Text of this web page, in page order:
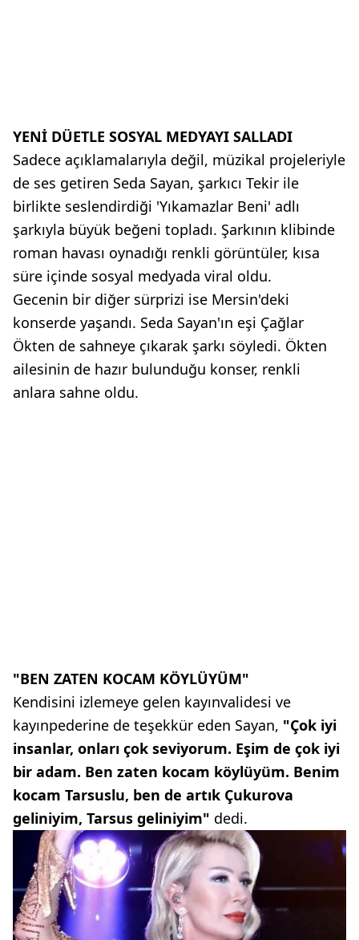
YENİ DÜETLE SOSYAL MEDYAYI SALLADI
Sadece açıklamalarıyla değil, müzikal projeleriyle
de ses getiren Seda Sayan, şarkıcı Tekir ile
birlikte seslendirdiği 'Yıkamazlar Beni' adlı
şarkıyla büyük beğeni topladı. Şarkının klibinde
roman havası oynadığı renkli görüntüler, kısa
süre içinde sosyal medyada viral oldu.
Gecenin bir diğer sürprizi ise Mersin'deki
konserde yaşandı. Seda Sayan'ın eşi Çağlar
Ökten de sahneye çıkarak şarkı söyledi. Ökten
ailesinin de hazır bulunduğu konser, renkli
anlara sahne oldu.
"BEN ZATEN KOCAM KÖYLÜYÜM"
Kendisini izlemeye gelen kayınvalidesi ve
kayınpederine de teşekkür eden Sayan, "Çok iyi
insanlar, onları çok seviyorum. Eşim de çok iyi
bir adam. Ben zaten kocam köylüyüm. Benim
kocam Tarsuslu, ben de artık Çukurova
geliniyim, Tarsus geliniyim" dedi.